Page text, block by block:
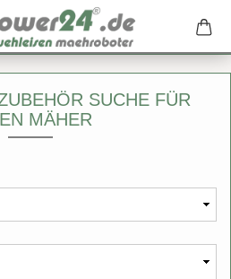
SUCHE FÜR
MÄHER